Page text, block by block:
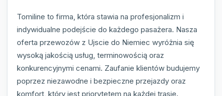
Tomiline to firma, która stawia na profesjonalizm i
indywidualne podejście do każdego pasażera. Nasza
oferta przewozów z Ujscie do Niemiec wyróżnia się
wysoką jakością usług, terminowością oraz
konkurencyjnymi cenami. Zaufanie klientów budujemy
poprzez niezawodne i bezpieczne przejazdy oraz
komfort, który jest priorytetem na każdej trasie.